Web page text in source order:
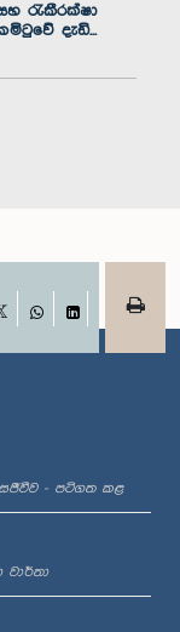
පා.ම.
රැකීරක්ෂා
දැඩි...
WhatsApp
LinkedIn
- පටිගත කළ
වාර්තා